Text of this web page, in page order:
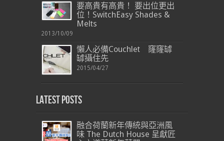
要高貴有高貴！ 要出位更出
位！SwitchEasy Shades &
Melts
2013/10/09
懶人必備Couchlet 窿窿罅
罅攝住先
2015/04/27
Latest Posts
融合荷蘭新年傳統與亞洲風
味 The Dutch House 呈獻匠